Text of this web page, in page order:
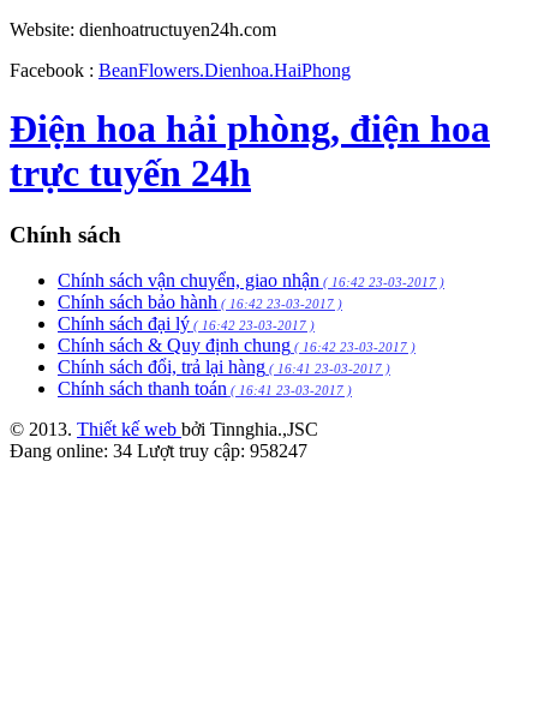
Website: dienhoatructuyen24h.com
Facebook : BeanFlowers.Dienhoa.HaiPhong
Điện hoa hải phòng, điện hoa
trực tuyến 24h
Chính sách
Chính sách vận chuyển, giao nhận ( 16:42 23-03-2017 )
Chính sách bảo hành ( 16:42 23-03-2017 )
Chính sách đại lý ( 16:42 23-03-2017 )
Chính sách & Quy định chung ( 16:42 23-03-2017 )
Chính sách đổi, trả lại hàng ( 16:41 23-03-2017 )
Chính sách thanh toán ( 16:41 23-03-2017 )
© 2013. Thiết kế web bởi Tinnghia.,JSC
Đang online: 34 Lượt truy cập: 958247